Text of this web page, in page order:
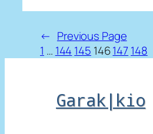
← Previous Page
1 … 144 145 146147148
Garak|kio